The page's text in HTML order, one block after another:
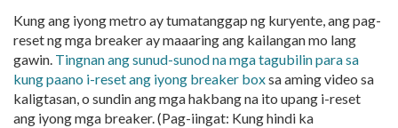
Kung ang iyong metro ay tumatanggap ng kuryente, ang pag-
reset ng mga breaker ay maaaring ang kailangan mo lang
gawin. Tingnan ang sunud-sunod na mga tagubilin para sa
kung paano i-reset ang iyong breaker boxsa aming video sa
kaligtasan, o sundin ang mga hakbang na ito upang i-reset
ang iyong mga breaker. (Pag-iingat: Kung hindi ka